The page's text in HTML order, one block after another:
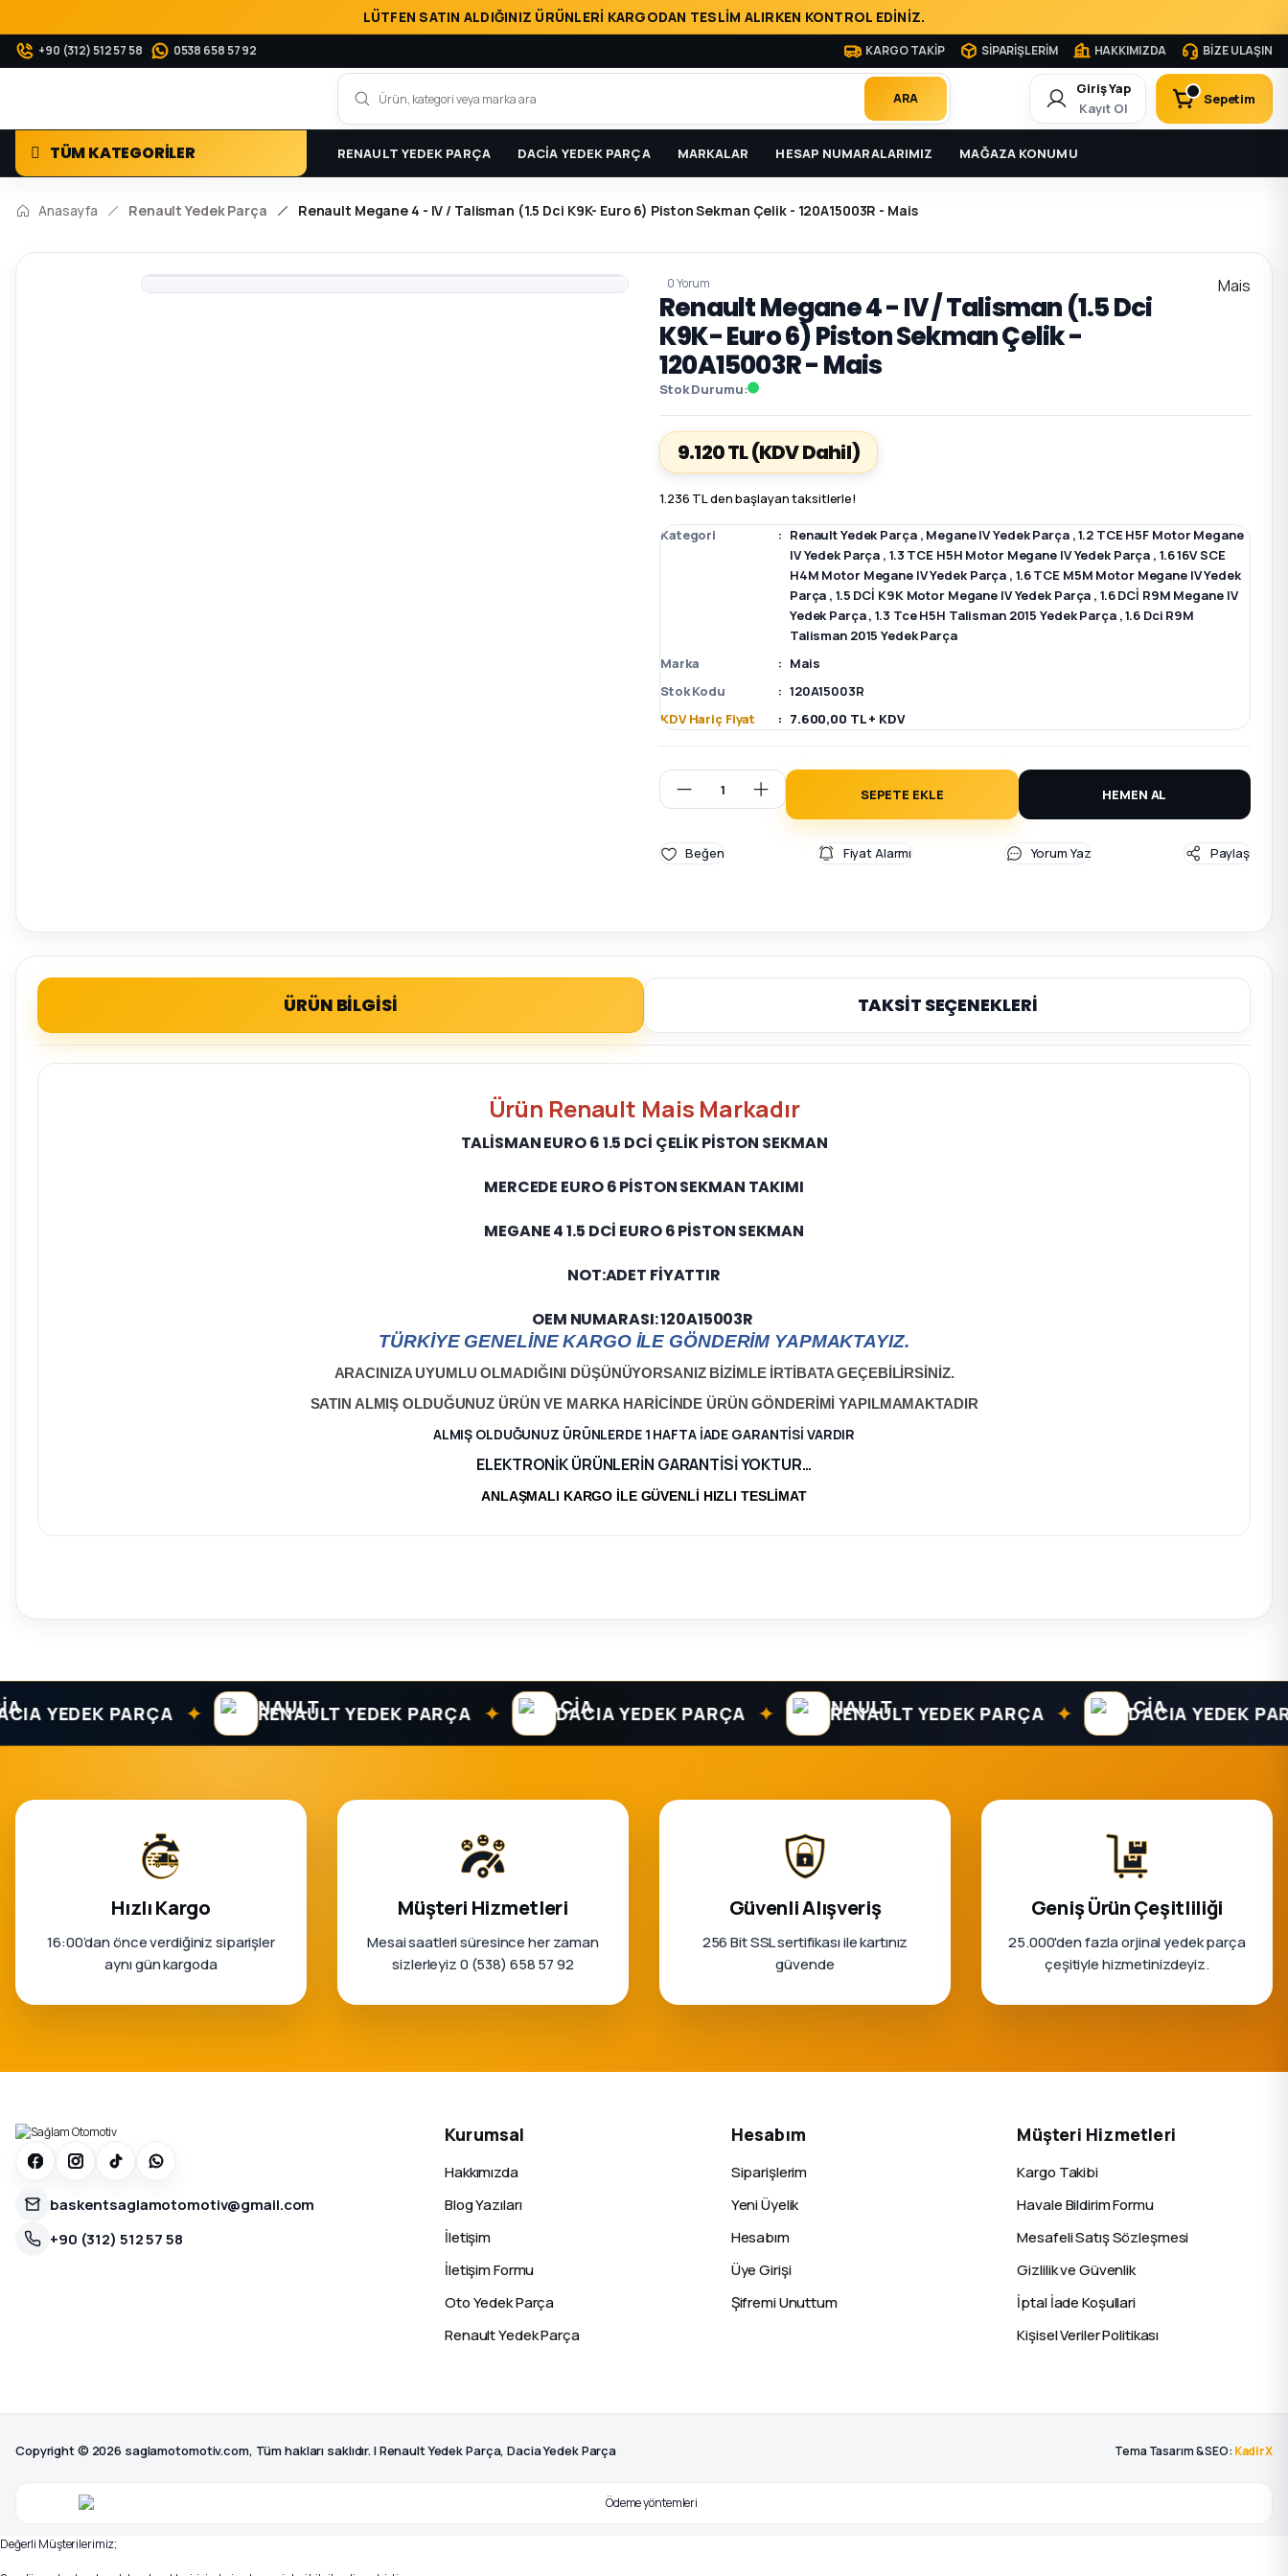
LÜTFEN SATIN ALDIĞINIZ ÜRÜNLERİ KARGODAN TESLİM ALIRKEN KONTROL EDİNİZ.
+90 (312) 512 57 58 0538 658 57 92 KARGO TAKİP SİPARİŞLERİM HAKKIMIZDA BİZE ULAŞIN
ARA
Giriş Yap
Kayıt Ol
Sepetim
TÜM KATEGORİLER RENAULT YEDEK PARÇA DACİA YEDEK PARÇA MARKALAR HESAP NUMARALARIMIZ MAĞAZA KONUMU
Anasayfa Renault Yedek Parça Renault Megane 4 - IV / Talisman (1.5 Dci K9K- Euro 6) Piston Sekman Çelik - 120A15003R - Mais
0 Yorum
Renault Megane 4 - IV / Talisman (1.5 Dci
K9K- Euro 6) Piston Sekman Çelik -
120A15003R - Mais
Stok Durumu
Mais
9.120 TL(KDV Dahil)
1.236 TL den başlayan taksitlerle!
Kategori Renault Yedek Parça , Megane IV Yedek Parça ,1.2 TCE H5F Motor Megane
IV Yedek Parça , 1.3 TCE H5H Motor Megane IV Yedek Parça , 1.6 16V SCE
H4M Motor Megane IV Yedek Parça , 1.6 TCE M5M Motor Megane IV Yedek
Parça , 1.5 DCİ K9K Motor Megane IV Yedek Parça , 1.6 DCİ R9M Megane IV
Yedek Parça,1.3 Tce H5H Talisman 2015 Yedek Parça ,1.6 Dci R9M
Talisman 2015 Yedek Parça
Marka
Mais
Stok Kodu
120A15003R
KDV Hariç Fiyat
7.600,00 TL + KDV
SEPETE EKLE HEMEN AL
Fiyat Alarmı Yorum Yaz Paylaş
ÜRÜN BİLGİSİ TAKSİT SEÇENEKLERİ
Ürün Renault Mais Markadır
TALİSMAN EURO 6 1.5 DCİ ÇELİK PİSTON SEKMAN
MERCEDE EURO 6 PİSTON SEKMAN TAKIMI
MEGANE 4 1.5 DCİ EURO 6 PİSTON SEKMAN
NOT:ADET FİYATTIR
OEM NUMARASI: 120A15003R
TÜRKİYE GENELİNE KARGO İLE GÖNDERİM YAPMAKTAYIZ.
ARACINIZA UYUMLU OLMADIĞINI DÜŞÜNÜYORSANIZ BİZİMLE İRTİBATA GEÇEBİLİRSİNİZ.
SATIN ALMIŞ OLDUĞUNUZ ÜRÜN VE MARKA HARİCİNDE ÜRÜN GÖNDERİMİ YAPILMAMAKTADIR
ALMIŞ OLDUĞUNUZ ÜRÜNLERDE 1 HAFTA İADE GARANTİSİ VARDIR
ELEKTRONİK ÜRÜNLERİN GARANTİSİ YOKTUR…
ANLAŞMALI KARGO İLE GÜVENLİ HIZLI TESLİMAT
PARÇA ✦ RENAULT YEDEK PARÇA ✦ DACIA YEDEK PARÇA ✦ RENAULT YEDEK PARÇA ✦ DACIA YEDEK PARÇA
Hızlı Kargo
16:00’dan önce verdiğiniz siparişler
aynı gün kargoda
Müşteri Hizmetleri
Mesai saatleri süresince her zaman
sizlerleyiz 0 (538) 658 57 92
Güvenli Alışveriş
256 Bit SSL sertifikası ile kartınız
güvende
Geniş Ürün Çeşitliliği
25.000'den fazla orjinal yedek parça
çeşitiyle hizmetinizdeyiz.
baskentsaglamotomotiv@gmail.com
+90 (312) 512 57 58
Kurumsal
Hakkımızda
Blog Yazıları
İletişim
İletişim Formu
Oto Yedek Parça
Renault Yedek Parça
Hesabım
Siparişlerim
Yeni Üyelik
Hesabım
Üye Girişi
Şifremi Unuttum
Müşteri Hizmetleri
Kargo Takibi
Havale Bildirim Formu
Mesafeli Satış Sözleşmesi
Gizlilik ve Güvenlik
İptal İade Koşullari
Kişisel Veriler Politikası
Copyright © 2026 saglamotomotiv.com, Tüm hakları saklıdır. | Renault Yedek Parça, Dacia Yedek Parça Tema Tasarım & SEO: KadirX
Değerli Müşterilerimiz;